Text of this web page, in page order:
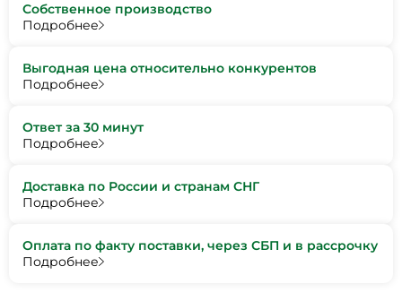
Собственное производство
Подробнее
Выгодная цена относительно конкурентов
Подробнее
Ответ за 30 минут
Подробнее
Доставка по России и странам СНГ
Подробнее
Оплата по факту поставки, через СБП и в рассрочку
Подробнее